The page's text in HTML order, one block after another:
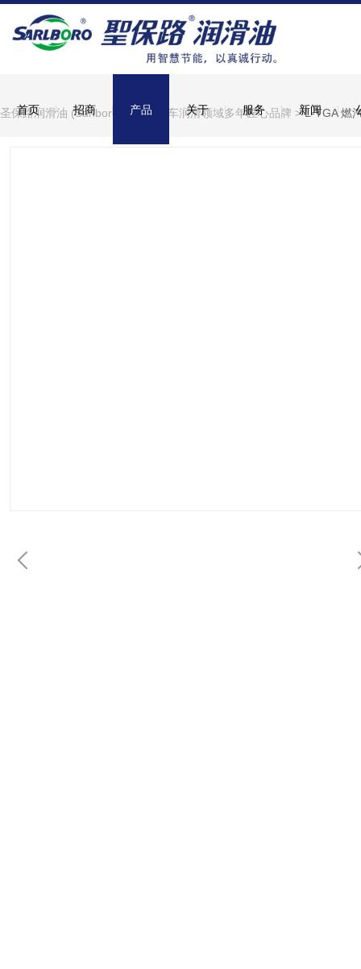
首页 招商 产品 关于 服务 新闻
圣保路润滑油 (Sarlboro)，深耕汽车润滑领域多年匠心品牌 >L-TGA 燃